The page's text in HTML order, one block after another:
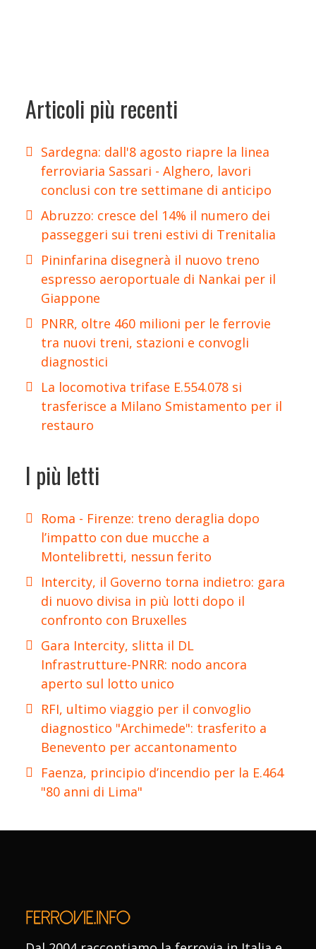
Articoli più recenti
Sardegna: dall'8 agosto riapre la linea
ferroviaria Sassari - Alghero, lavori
conclusi con tre settimane di anticipo
Abruzzo: cresce del 14% il numero dei
passeggeri sui treni estivi di Trenitalia
Pininfarina disegnerà il nuovo treno
espresso aeroportuale di Nankai per il
Giappone
PNRR, oltre 460 milioni per le ferrovie
tra nuovi treni, stazioni e convogli
diagnostici
La locomotiva trifase E.554.078 si
trasferisce a Milano Smistamento per il
restauro
I più letti
Roma - Firenze: treno deraglia dopo
l’impatto con due mucche a
Montelibretti, nessun ferito
Intercity, il Governo torna indietro: gara
di nuovo divisa in più lotti dopo il
confronto con Bruxelles
Gara Intercity, slitta il DL
Infrastrutture-PNRR: nodo ancora
aperto sul lotto unico
RFI, ultimo viaggio per il convoglio
diagnostico "Archimede": trasferito a
Benevento per accantonamento
Faenza, principio d’incendio per la E.464
"80 anni di Lima"